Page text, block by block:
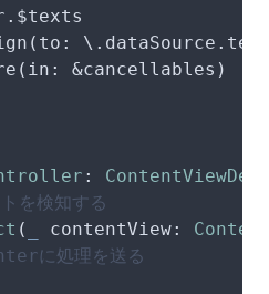
$texts
&cancellables)
:
を検知する
( contentView:
に処理を送る